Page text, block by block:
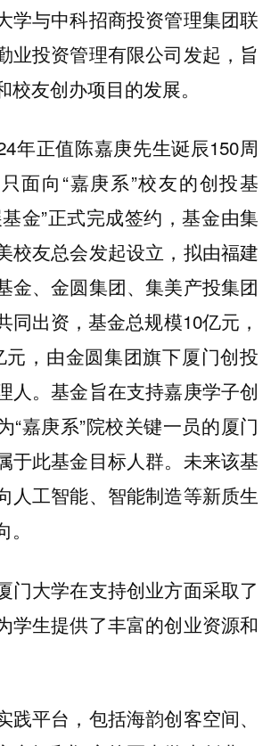
学与中科招商投资管理集团联
业投资管理有限公司发起，旨
校友创办项目的发展。
年正值陈嘉庚先生诞辰150周
面向“嘉庚系”校友的创投基
金”正式完成签约，基金由集
校友总会发起设立，拟由福建
金、金圆集团、集美产投集团
同出资，基金总规模10亿元，
元，由金圆集团旗下厦门创投
人。基金旨在支持嘉庚学子创
“嘉庚系”院校关键一员的厦门
于此基金目标人群。未来该基
人工智能、智能制造等新质生
门大学在支持创业方面采取了
学生提供了丰富的创业资源和
践平台，包括海韵创客空间、